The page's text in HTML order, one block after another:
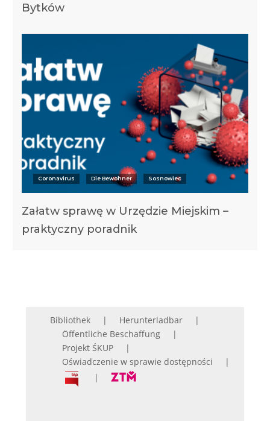
Bytków
Coronavirus Die Bewohner Sosnowiec
Załatw sprawę w Urzędzie Miejskim –
praktyczny poradnik
Bibliothek
Herunterladbar
Öffentliche Beschaffung
Projekt ŚKUP
Oświadczenie w sprawie dostępności